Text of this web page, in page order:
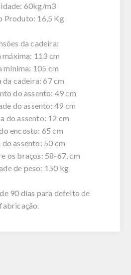
60kg/m3
Produto: 16,5 Kg
da cadeira:
113 cm
mínima: 105 cm
da cadeira: 67 cm
do assento: 49 cm
do assento: 49 cm
do assento: 12 cm
encosto: 65 cm
do assento: 50 cm
os braços: 58-67, cm
de peso: 150 kg
90 dias para defeito de
fabricação.